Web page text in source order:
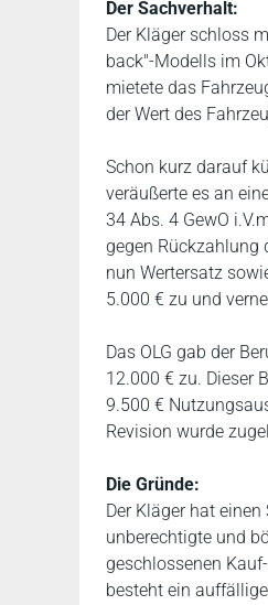
Der Sachverhalt:
Der Kläger schloss
back"-Modells im
mietete das
der Wert des
Schon kurz darauf
veräußerte es an
34 Abs. 4 GewO
gegen Rückzahlung
nun Wertersatz
5.000 € zu und
Das OLG gab der
12.000 € zu. Dieser
9.500 €
Revision wurde
Die Gründe:
Der Kläger hat
unberechtigte und
geschlossenen
besteht ein